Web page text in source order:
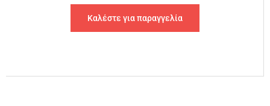
Καλέστε για παραγγελία